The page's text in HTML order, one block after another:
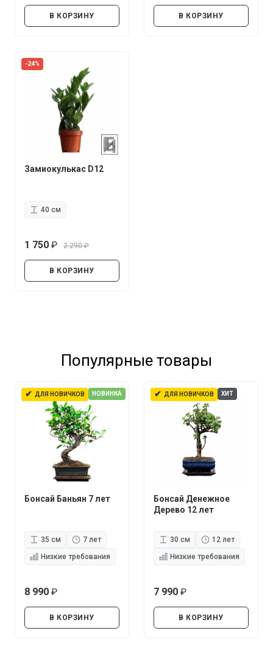
В КОРЗИНУ
В КОРЗИНУ
-24%
Замиокулькас D12
40 см
1 750
2 290
В КОРЗИНУ
Популярные товары
✔ ДЛЯ НОВИЧКОВ НОВИНКА
Бонсай Баньян 7 лет
35 см
7 лет
Низкие требования
8 990
В КОРЗИНУ
✔ ДЛЯ НОВИЧКОВ ХИТ
Бонсай Денежное
Дерево 12 лет
30 см
12 лет
Низкие требования
7 990
В КОРЗИНУ